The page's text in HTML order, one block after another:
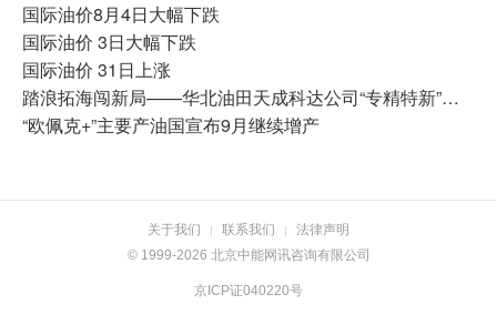
国际油价8月4日大幅下跌
国际油价 3日大幅下跌
国际油价 31日上涨
踏浪拓海闯新局——华北油田天成科达公司“专精特新”突围攻坚之路
“欧佩克+”主要产油国宣布9月继续增产
关于我们 | 联系我们 |
法律声明
© 1999-2026 北京中能网讯咨询有限公司
京ICP证040220号